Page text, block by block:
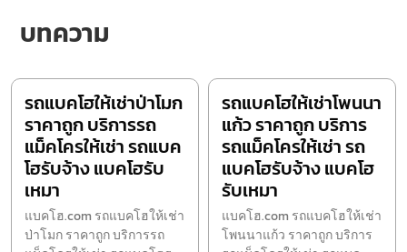
บทความ
รถแบคโฮให้เช่าป่าโมก
ราคาถูก บริการรถ
แม็คโครให้เช่า รถแบค
โฮรับจ้าง แบคโฮรับ
เหมา
แบคโฮ.com รถแบคโฮให้เช่า
ป่าโมก ราคาถูก บริการรถ
รถแบคโฮให้เช่าโพนนา
แก้ว ราคาถูก บริการ
รถแม็คโครให้เช่า รถ
แบคโฮรับจ้าง แบคโฮ
รับเหมา
แบคโฮ.com รถแบคโฮให้เช่า
โพนนาแก้ว ราคาถูก บริการ